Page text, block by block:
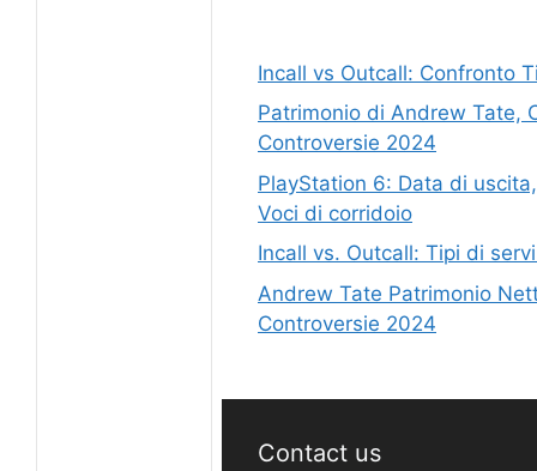
Incall vs Outcall: Confronto
Patrimonio di Andrew Tate,
Controversie 2024
PlayStation 6: Data di
Voci di corridoio
Incall vs. Outcall: Tipi di
Andrew Tate Patrimonio
Controversie 2024
Contact us